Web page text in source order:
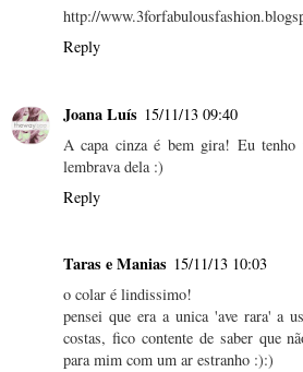
http://
Reply
Joana Luís 15/11/13 09:40
A capa cinza é bem gira! Eu tenho
lembrava dela :)
Reply
Taras e Manias 15/11/13 10:03
o colar é lindissimo!
pensei que era a unica 'ave rara' a
costas, fico contente de saber que
para mim com um ar estranho :):)